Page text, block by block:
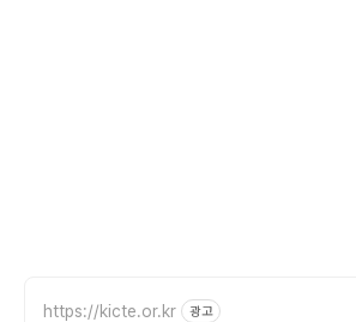
https://kicte.or.kr 광고